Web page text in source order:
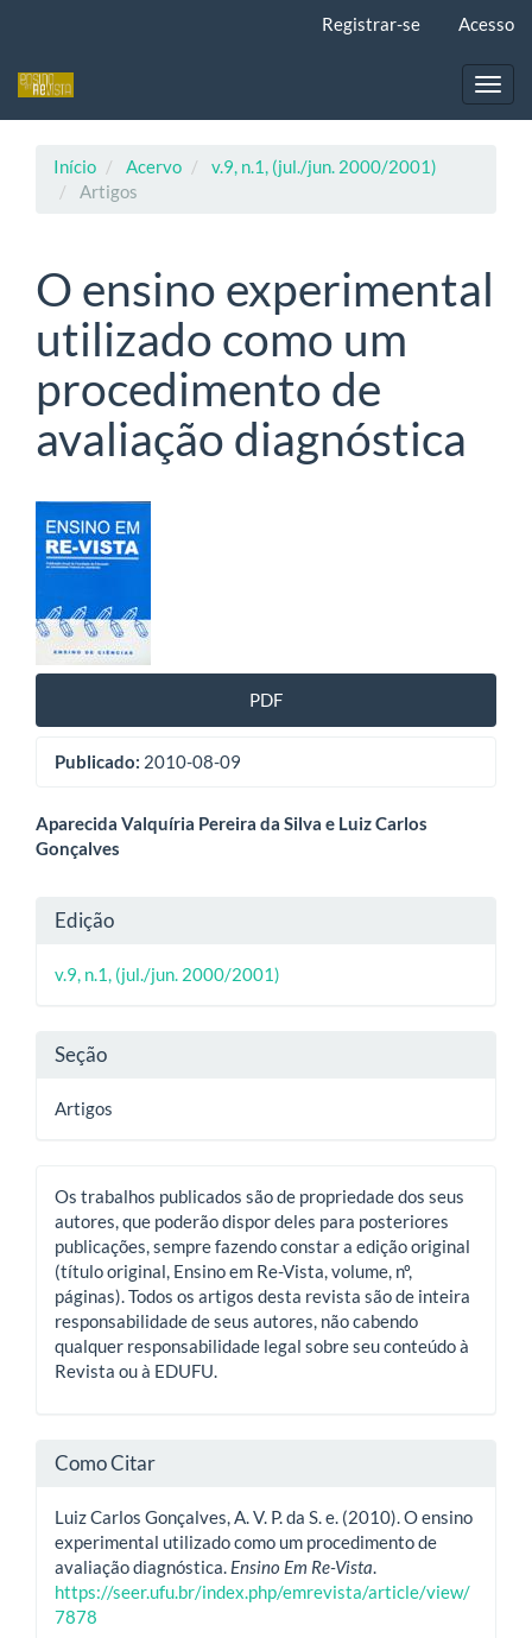
principal
Registrar-se Acesso
Início Acervo
v.9, n.1, (jul./jun. 2000/2001)
Artigos
O ensino experimental
utilizado como um
procedimento de
avaliação diagnóstica
Barra
lateral
de
artigos
PDF
Publicado: 2010-08-09
Conteúdo
do
artigo
principal
Aparecida Valquíria Pereira da Silva e Luiz Carlos
Gonçalves
Detalhes
do
artigo
Edição
v.9, n.1, (jul./jun. 2000/2001)
Seção
Artigos
Os trabalhos publicados são de propriedade dos seus
autores, que poderão dispor deles para posteriores
publicações, sempre fazendo constar a edição original
(título original, Ensino em Re-Vista, volume, nº,
páginas). Todos os artigos desta revista são de inteira
responsabilidade de seus autores, não cabendo
qualquer responsabilidade legal sobre seu conteúdo à
Revista ou à EDUFU.
Como Citar
Luiz Carlos Gonçalves, A. V. P. da S. e. (2010). O ensino
experimental utilizado como um procedimento de
avaliação diagnóstica. Ensino Em Re-Vista.
https://seer.ufu.br/index.php/emrevista/article/view/
7878